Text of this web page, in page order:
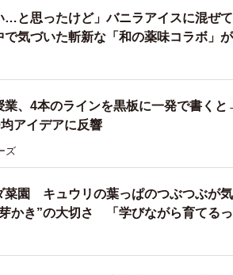
…と思ったけど」バニラアイスに混
気づいた斬新な「和の薬味コラボ」
業、4本のラインを黒板に一発で書く
アイデアに反響
ズ
菜園 キュウリの葉っぱのつぶつぶが
かき”の大切さ 「学びながら育てるっ